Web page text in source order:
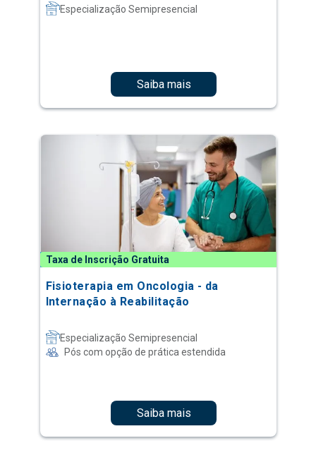
Especialização Semipresencial
Saiba mais
Taxa de Inscrição Gratuita
Fisioterapia em Oncologia - da
Internação à Reabilitação
Especialização Semipresencial
Pós com opção de prática estendida
Saiba mais